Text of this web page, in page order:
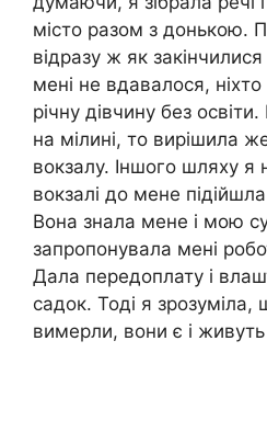
місто разом з донькою.
відразу ж як
мені не вдавалося,
річну дівчину без
на мілині, то вирішила
вокзалу. Іншого шляху я
вокзалі до мене
Вона знала мене і мою
запропонувала мені
Дала передоплату і
садок. Тоді я
вимерли, вони є і